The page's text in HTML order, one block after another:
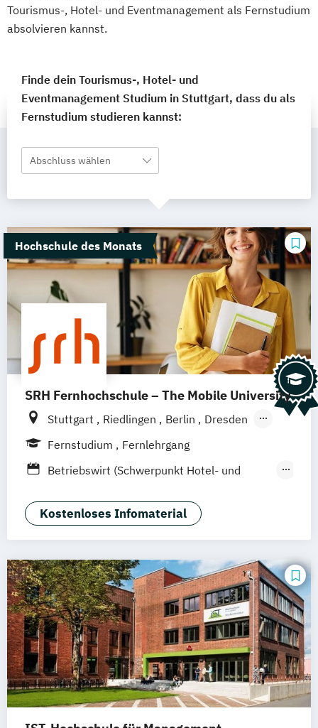
Tourismus-, Hotel- und Eventmanagement als Fernstudium
absolvieren kannst.
Finde dein Tourismus-, Hotel- und
Eventmanagement Studium in Stuttgart, dass du als
Fernstudium studieren kannst:
Abschluss wählen
Hochschule des Monats
SRH Fernhochschule – The Mobile University
Stuttgart Riedlingen Berlin
Dresden
Düsseldorf
Hamburg Hannover
Mannheim
Wertheim Wien
Frankfurt am Main Hamm Zürich
Fernstudium
Fernlehrgang
Betriebswirt (Schwerpunkt Hotel- und
Betriebswirtschaft und Hotelmanagement
Kostenloses Infomaterial